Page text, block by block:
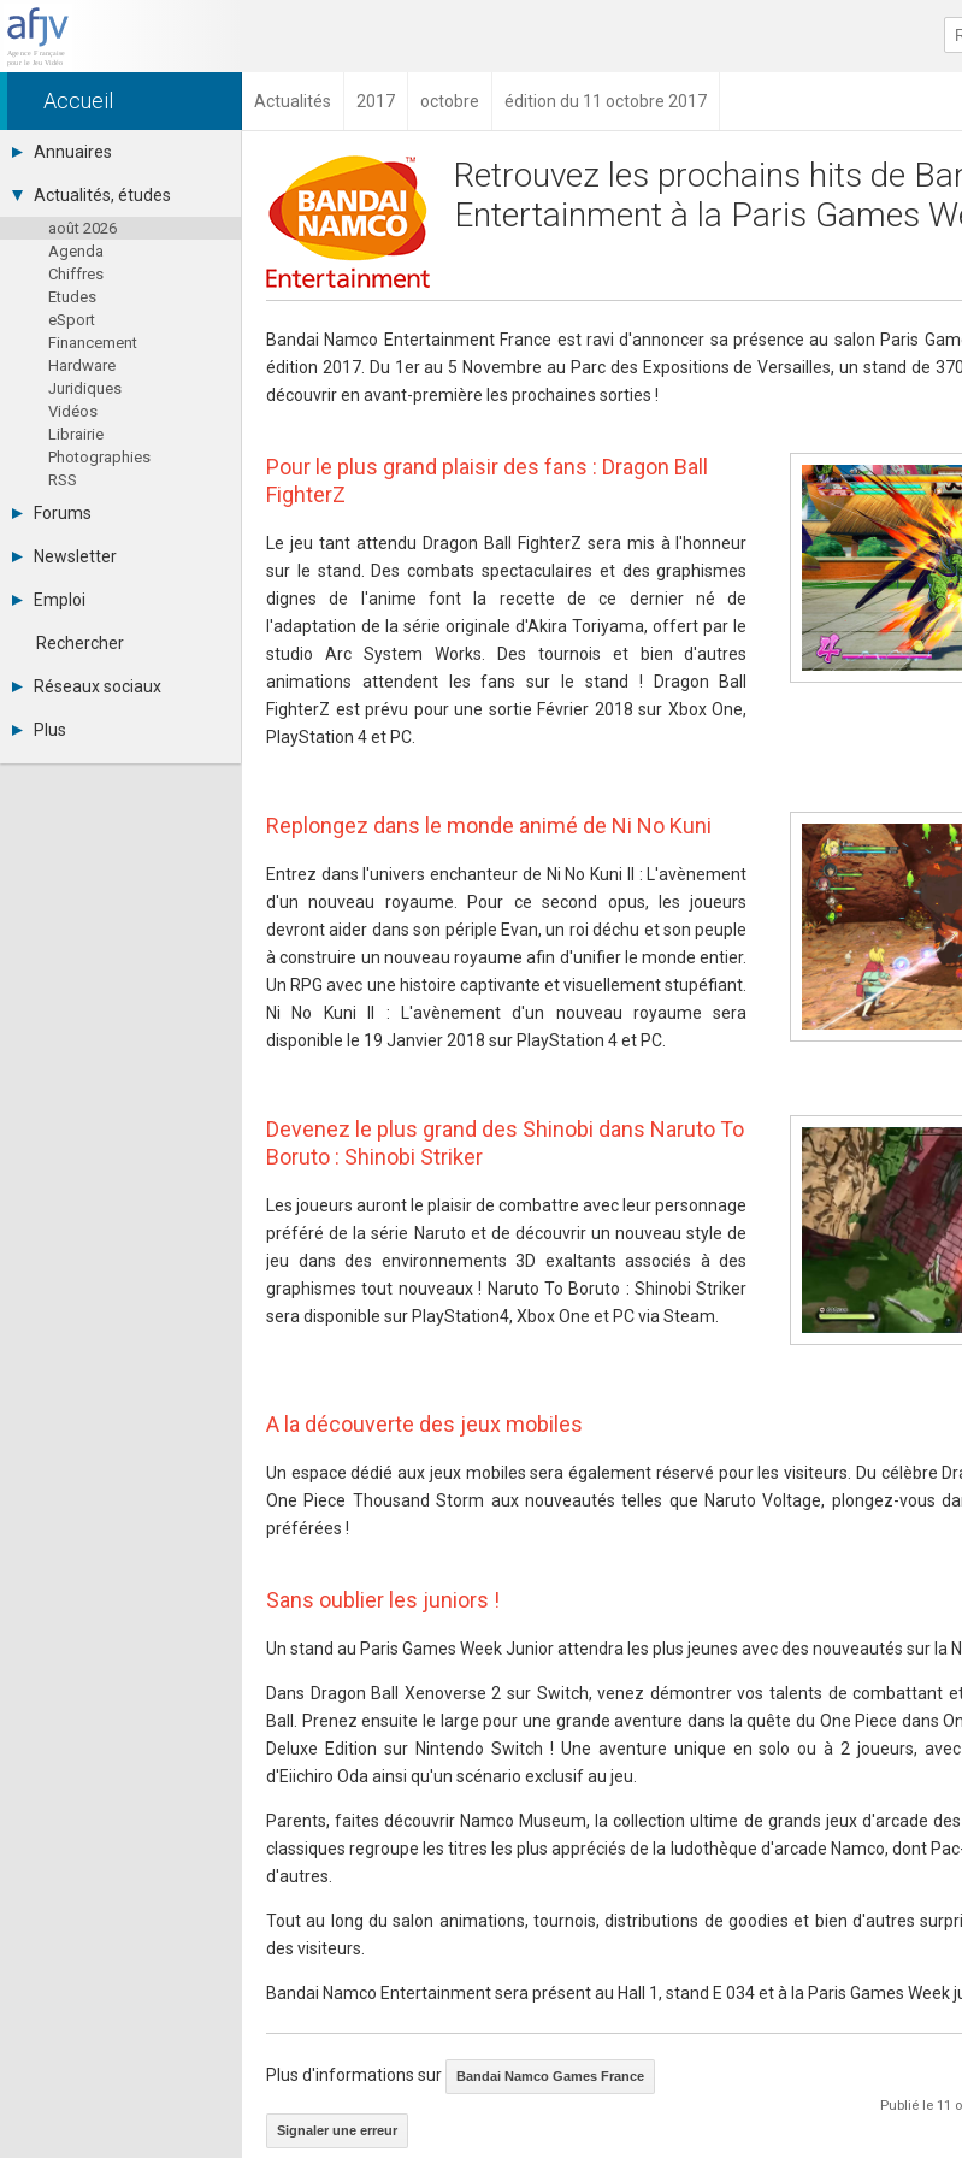
Accueil Actualités 2017 octobre édition du 11 octobre 2017
Annuaires
Toutes les sociétés (691)
Studios (418)
Editeurs (49)
Distributeurs (16)
Hard. / Accessoires (10)
Middlewares (15)
Prestataires (99)
Assoc. / Syndicats (21)
Formations / Ecoles (46)
Presse spécialisée (17)
Actualités, études
août 2026
Agenda
Chiffres
Etudes
eSport
Financement
Hardware
Juridiques
Vidéos
Librairie
Photographies
RSS
Forums
Tous les forums
Se connecter
Messages privés
Contacter un modérateur
Newsletter
Archives
Abonnement
Emploi
Consulter les annonces
Observatoire de l'emploi
Rechercher
Réseaux sociaux
LinkedIn
Plus
Annonceurs
Retrouvez les prochains hits de
Entertainment à la Paris Games
Bandai Namco Entertainment France est ravi d'annoncer sa présence au salon Paris
édition 2017. Du 1er au 5 Novembre au Parc des Expositions de Versailles, un stand de
découvrir en avant-première les prochaines sorties !
Pour le plus grand plaisir des fans : Dragon Ball
FighterZ
Le jeu tant attendu Dragon Ball FighterZ sera mis à l'honneur
sur le stand. Des combats spectaculaires et des graphismes
dignes de l'anime font la recette de ce dernier né de
l'adaptation de la série originale d'Akira Toriyama, offert par le
studio Arc System Works. Des tournois et bien d'autres
animations attendent les fans sur le stand ! Dragon Ball
FighterZ est prévu pour une sortie Février 2018 sur Xbox One,
PlayStation 4 et PC.
Replongez dans le monde animé de Ni No Kuni
Entrez dans l'univers enchanteur de Ni No Kuni II : L'avènement
d'un nouveau royaume. Pour ce second opus, les joueurs
devront aider dans son périple Evan, un roi déchu et son peuple
à construire un nouveau royaume afin d'unifier le monde entier.
Un RPG avec une histoire captivante et visuellement stupéfiant.
Ni No Kuni II : L'avènement d'un nouveau royaume sera
disponible le 19 Janvier 2018 sur PlayStation 4 et PC.
Devenez le plus grand des Shinobi dans Naruto To
Boruto : Shinobi Striker
Les joueurs auront le plaisir de combattre avec leur personnage
préféré de la série Naruto et de découvrir un nouveau style de
jeu dans des environnements 3D exaltants associés à des
graphismes tout nouveaux ! Naruto To Boruto : Shinobi Striker
sera disponible sur PlayStation4, Xbox One et PC via Steam.
A la découverte des jeux mobiles
Un espace dédié aux jeux mobiles sera également réservé pour les visiteurs. Du célèbre
One Piece Thousand Storm aux nouveautés telles que Naruto Voltage, plongez-vous
préférées !
Sans oublier les juniors !
Un stand au Paris Games Week Junior attendra les plus jeunes avec des nouveautés sur la
Dans Dragon Ball Xenoverse 2 sur Switch, venez démontrer vos talents de combattant
Ball. Prenez ensuite le large pour une grande aventure dans la quête du One Piece dans
Deluxe Edition sur Nintendo Switch ! Une aventure unique en solo ou à 2 joueurs,
d'Eiichiro Oda ainsi qu'un scénario exclusif au jeu.
Parents, faites découvrir Namco Museum, la collection ultime de grands jeux d'arcade
classiques regroupe les titres les plus appréciés de la ludothèque d'arcade Namco, dont
d'autres.
Tout au long du salon animations, tournois, distributions de goodies et bien d'autres
des visiteurs.
Bandai Namco Entertainment sera présent au Hall 1, stand E 034 et à la Paris Games Week
Plus d'informations sur Bandai Namco Games France
Publié le 11
Signaler une erreur